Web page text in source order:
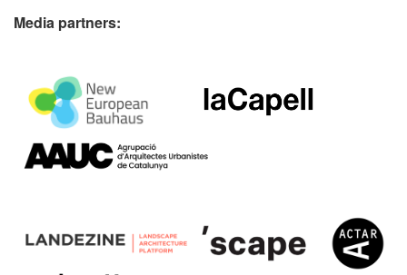
Media partners: